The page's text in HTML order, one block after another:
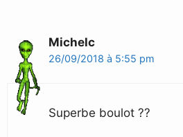
Michelc
26/09/2018 à 5:55 pm
Superbe boulot ??